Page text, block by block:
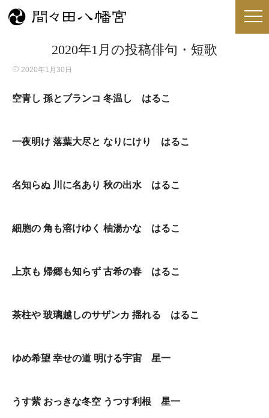
2020年1月の投稿俳句・短歌
2020年1月30日
空青し 孫とブランコ 冬温し はるこ
一夜明け 落葉大尽と なりにけり はるこ
名知らぬ 川に名あり 秋の出水 はるこ
細胞の 角も溶けゆく 柚湯かな はるこ
上京も 帰郷も知らず 古希の春 はるこ
茶柱や 玻璃越しのサザンカ 揺れる はるこ
ゆめ希望 幸せの道 明ける宇宙 星一
うす紫 おっきな冬空 うつす利根 星一